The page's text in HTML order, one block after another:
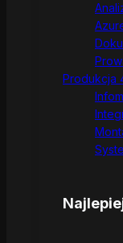
Produkcja